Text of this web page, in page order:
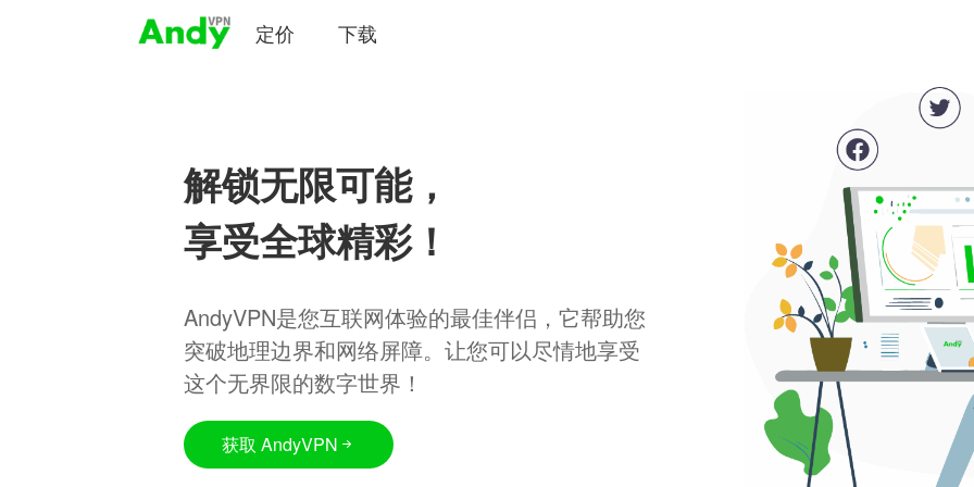
定价 下载
解锁无限可能，
享受全球精彩！
AndyVPN是您互联网体验的最佳伴侣，它帮助您
突破地理边界和网络屏障。让您可以尽情地享受
这个无界限的数字世界！
获取 AndyVPN